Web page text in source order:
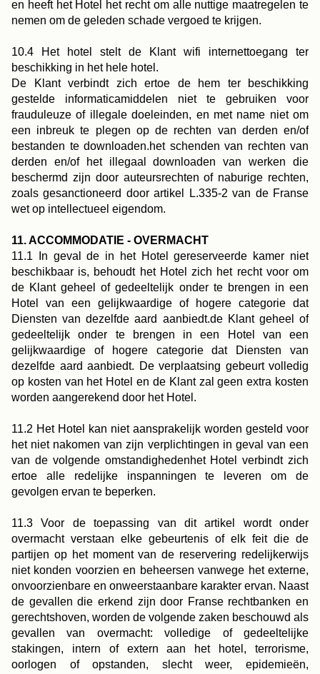
en heeft het Hotel het recht om alle nuttige maatregelen te
nemen om de geleden schade vergoed te krijgen.
10.4 Het hotel stelt de Klant wifi internettoegang ter
beschikking in het hele hotel.
De Klant verbindt zich ertoe de hem ter beschikking
gestelde informaticamiddelen niet te gebruiken voor
frauduleuze of illegale doeleinden, en met name niet om
een inbreuk te plegen op de rechten van derden en/of
bestanden te downloaden.het schenden van rechten van
derden en/of het illegaal downloaden van werken die
beschermd zijn door auteursrechten of naburige rechten,
zoals gesanctioneerd door artikel L.335-2 van de Franse
wet op intellectueel eigendom.
11. ACCOMMODATIE - OVERMACHT
11.1 In geval de in het Hotel gereserveerde kamer niet
beschikbaar is, behoudt het Hotel zich het recht voor om
de Klant geheel of gedeeltelijk onder te brengen in een
Hotel van een gelijkwaardige of hogere categorie dat
Diensten van dezelfde aard aanbiedt.de Klant geheel of
gedeeltelijk onder te brengen in een Hotel van een
gelijkwaardige of hogere categorie dat Diensten van
dezelfde aard aanbiedt. De verplaatsing gebeurt volledig
op kosten van het Hotel en de Klant zal geen extra kosten
worden aangerekend door het Hotel.
11.2 Het Hotel kan niet aansprakelijk worden gesteld voor
het niet nakomen van zijn verplichtingen in geval van een
van de volgende omstandighedenhet Hotel verbindt zich
ertoe alle redelijke inspanningen te leveren om de
gevolgen ervan te beperken.
11.3 Voor de toepassing van dit artikel wordt onder
overmacht verstaan elke gebeurtenis of elk feit die de
partijen op het moment van de reservering redelijkerwijs
niet konden voorzien en beheersen vanwege het externe,
onvoorzienbare en onweerstaanbare karakter ervan. Naast
de gevallen die erkend zijn door Franse rechtbanken en
gerechtshoven, worden de volgende zaken beschouwd als
gevallen van overmacht: volledige of gedeeltelijke
stakingen, intern of extern aan het hotel, terrorisme,
oorlogen of opstanden, slecht weer, epidemieën,